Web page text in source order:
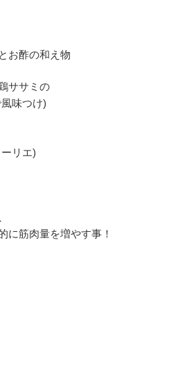
お酢の和え物
ササミの
味つけ)
リエ)
に筋肉量を増やす事！